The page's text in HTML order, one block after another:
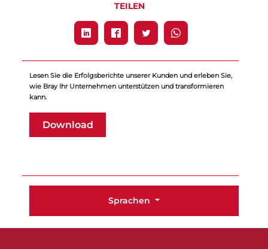
TEILEN
Lesen Sie die Erfolgsberichte unserer Kunden und erleben Sie,
wie Bray Ihr Unternehmen unterstützen und transformieren
kann.
Download
Sprachen